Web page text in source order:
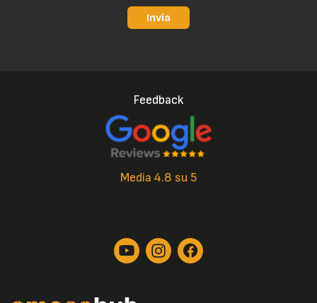
Invia
Feedback
Media 4.8 su 5